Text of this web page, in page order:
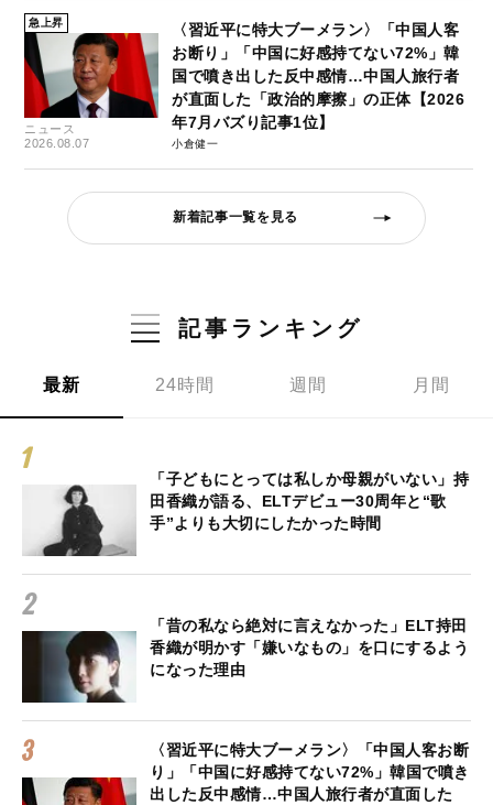
急上昇
ニュース
2026.08.07
〈習近平に特大ブーメラン〉「中国人客
お断り」「中国に好感持てない72%」韓
国で噴き出した反中感情…中国人旅行者
が直面した「政治的摩擦」の正体【2026
年7月バズり記事1位】
小倉健一
新着記事一覧を見る
記事ランキング
最新 24時間 週間 月間
「子どもにとっては私しか母親がいない」持
田香織が語る、ELTデビュー30周年と“歌
手”よりも大切にしたかった時間
「昔の私なら絶対に言えなかった」ELT持田
香織が明かす「嫌いなもの」を口にするよう
になった理由
〈習近平に特大ブーメラン〉「中国人客お断
り」「中国に好感持てない72%」韓国で噴き
出した反中感情…中国人旅行者が直面した